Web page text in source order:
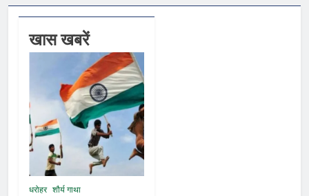
खास खबरें
धरोहर शौर्य गाथा